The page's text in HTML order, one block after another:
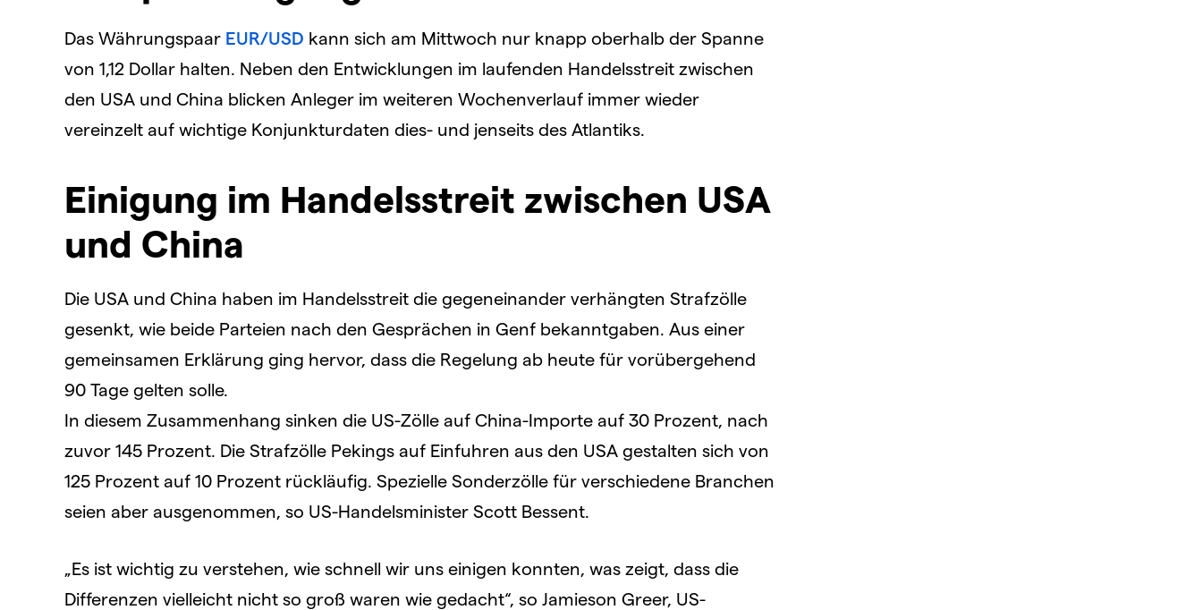
Das Währungspaar EUR/USD kann sich am Mittwoch nur knapp oberhalb der Spanne
von 1,12 Dollar halten. Neben den Entwicklungen im laufenden Handelsstreit zwischen
den USA und China blicken Anleger im weiteren Wochenverlauf immer wieder
vereinzelt auf wichtige Konjunkturdaten dies- und jenseits des Atlantiks.
Einigung im Handelsstreit zwischen USA
und China
Die USA und China haben im Handelsstreit die gegeneinander verhängten Strafzölle
gesenkt, wie beide Parteien nach den Gesprächen in Genf bekanntgaben. Aus einer
gemeinsamen Erklärung ging hervor, dass die Regelung ab heute für vorübergehend
90 Tage gelten solle.
In diesem Zusammenhang sinken die US-Zölle auf China-Importe auf 30 Prozent, nach
zuvor 145 Prozent. Die Strafzölle Pekings auf Einfuhren aus den USA gestalten sich von
125 Prozent auf 10 Prozent rückläufig. Spezielle Sonderzölle für verschiedene Branchen
seien aber ausgenommen, so US-Handelsminister Scott Bessent.
„Es ist wichtig zu verstehen, wie schnell wir uns einigen konnten, was zeigt, dass die
Differenzen vielleicht nicht so groß waren wie gedacht“, so Jamieson Greer, US-